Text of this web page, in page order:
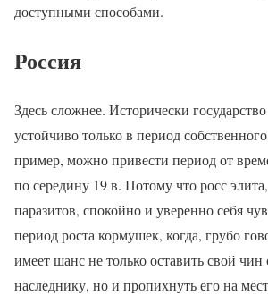
доступными способами.
Россия
Здесь сложнее. Исторически
устойчиво только в период
пример, можно привести период от
по середину 19 в. Потому что росс
паразитов, спокойно и уверенно себя
период роста кормушек, когда, грубо
имеет шанс не только оставить свой чин
наследнику, но и пропихнуть его на